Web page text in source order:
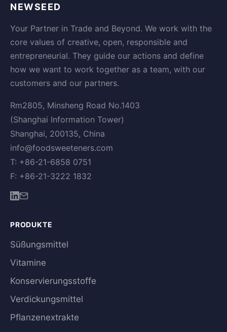
NEWSEED
Your Partner in Trade and Beyond. We work with the
core values of creative, open, responsible and
entrepreneurial. They guide our actions and define
how we want to work together as a team, with our
customers and our partners.
Rm2805, Minsheng Road No.1403
(Shanghai Information Tower)
Shanghai, 200135, China
info@foodsweeteners.com
T: +86-21-6858 0751
F: +86-21-3222 1832
PRODUKTE
Süßungsmittel
Vitamine
Konservierungsstoffe
Verdickungsmittel
Pflanzenextrakte